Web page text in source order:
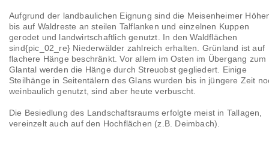
Aufgrund der landbaulichen Eignung sind die Meisenheimer
bis auf Waldreste an steilen Talflanken und einzelnen Kuppen
gerodet und landwirtschaftlich genutzt. In den Waldflächen
sind{pic_02_re} Niederwälder zahlreich erhalten. Grünland ist auf
flachere Hänge beschränkt. Vor allem im Osten im Übergang zum
Glantal werden die Hänge durch Streuobst gegliedert. Einige
Steilhänge in Seitentälern des Glans wurden bis in jüngere Zeit
weinbaulich genutzt, sind aber heute verbuscht.
Die Besiedlung des Landschaftsraums erfolgte meist in Tallagen,
vereinzelt auch auf den Hochflächen (z.B. Deimbach).